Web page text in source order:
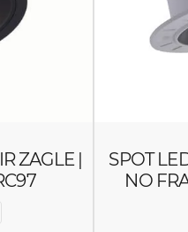
ZAGLE |
COR 6445
COR 6444
SPOT
NO